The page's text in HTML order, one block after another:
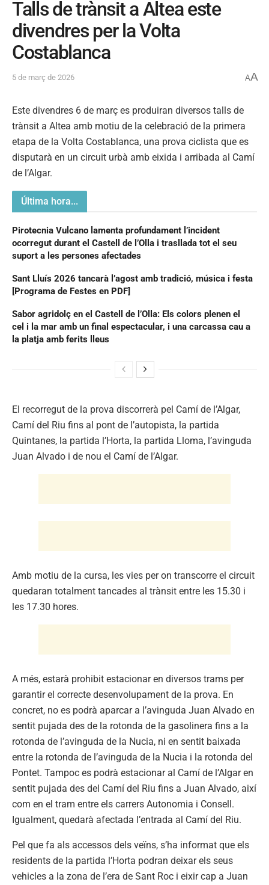
Talls de trànsit a Altea este
divendres per la Volta
Costablanca
5 de març de 2026 AA
Este divendres 6 de març es produiran diversos talls de
trànsit a Altea amb motiu de la celebració de la primera
etapa de la Volta Costablanca, una prova ciclista que es
disputarà en un circuit urbà amb eixida i arribada al Camí
de l’Algar.
Última hora...
Pirotecnia Vulcano lamenta profundament l’incident
ocorregut durant el Castell de l’Olla i trasllada tot el seu
suport a les persones afectades
Sant Lluís 2026 tancarà l’agost amb tradició, música i festa
[Programa de Festes en PDF]
Sabor agridolç en el Castell de l’Olla: Els colors plenen el
cel i la mar amb un final espectacular, i una carcassa cau a
la platja amb ferits lleus
El recorregut de la prova discorrerà pel Camí de l’Algar,
Camí del Riu fins al pont de l’autopista, la partida
Quintanes, la partida l’Horta, la partida Lloma, l’avinguda
Juan Alvado i de nou el Camí de l’Algar.
Amb motiu de la cursa, les vies per on transcorre el circuit
quedaran totalment tancades al trànsit entre les 15.30 i
les 17.30 hores.
A més, estarà prohibit estacionar en diversos trams per
garantir el correcte desenvolupament de la prova. En
concret, no es podrà aparcar a l’avinguda Juan Alvado en
sentit pujada des de la rotonda de la gasolinera fins a la
rotonda de l’avinguda de la Nucia, ni en sentit baixada
entre la rotonda de l’avinguda de la Nucia i la rotonda del
Pontet. Tampoc es podrà estacionar al Camí de l’Algar en
sentit pujada des del Camí del Riu fins a Juan Alvado, així
com en el tram entre els carrers Autonomia i Consell.
Igualment, quedarà afectada l’entrada al Camí del Riu.
Pel que fa als accessos dels veïns, s’ha informat que els
residents de la partida l’Horta podran deixar els seus
vehicles a la zona de l’era de Sant Roc i eixir cap a Juan